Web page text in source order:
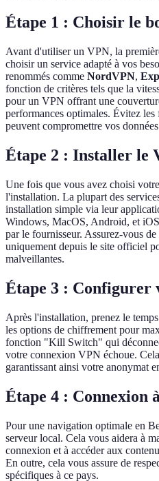
Étape 1 : Choisir le
Avant d'utiliser un VPN, la
choisir un service adapté à vos
renommés comme NordVPN,
fonction de critères tels que la
pour un VPN offrant une
performances optimales. Évitez
peuvent compromettre vos
Étape 2 : Installer le
Une fois que vous avez choisi
l'installation. La plupart des
installation simple via leur
Windows, MacOS, Android, et
par le fournisseur. Assurez-vous
uniquement depuis le site officiel
malveillantes.
Étape 3 : Configurer
Après l'installation, prenez le
les options de chiffrement pour
fonction "Kill Switch" qui
votre connexion VPN échoue.
garantissant ainsi votre anonymat
Étape 4 : Connexion
Pour une navigation optimale en
serveur local. Cela vous aidera à
connexion et à accéder aux
En outre, cela vous assure de
spécifiques à ce pays.